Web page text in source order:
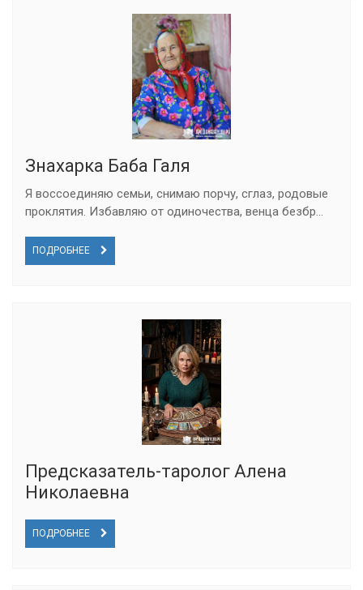
Знахарка Баба Галя
Я воссоединяю семьи, снимаю порчу, сглаз, родовые
проклятия. Избавляю от одиночества, венца безбр...
ПОДРОБНЕЕ
Предсказатель-таролог Алена
Николаевна
ПОДРОБНЕЕ